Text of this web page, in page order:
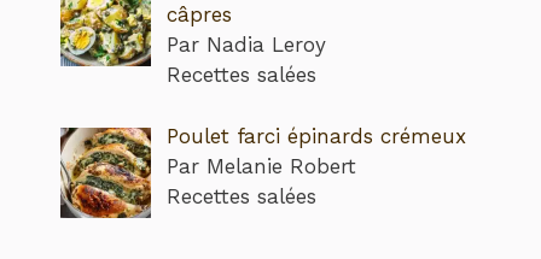
câpres
Par Nadia Leroy
Recettes salées
Poulet farci épinards crémeux
Par Melanie Robert
Recettes salées